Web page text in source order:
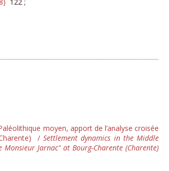
moyen, apport de l’analyse croisée
/Settlement dynamics in the Middle
Jarnac" at Bourg-Charente (Charente)